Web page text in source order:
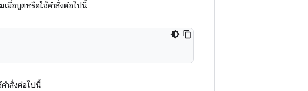
มื่อบูตหรือใช้คำสั่งต่อไปนี้
ำสั่งต่อไปนี้